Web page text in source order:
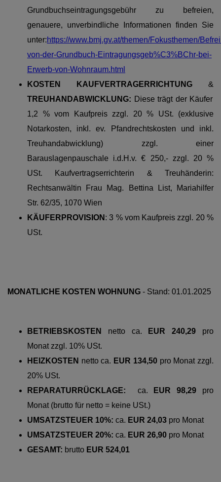
Grundbuchseintragungsgebühr zu befreien,
genauere, unverbindliche Informationen finden Sie
unter:https://www.bmj.gv.at/themen/Fokusthemen/
von-der-Grundbuch-Eintragungsgeb%C3%BChr-bei-
Erwerb-von-Wohnraum.html
KOSTEN KAUFVERTRAGERRICHTUNG &
TREUHANDABWICKLUNG: Diese trägt der Käufer
1,2 % vom Kaufpreis zzgl. 20 % USt. (exklusive
Notarkosten, inkl. ev. Pfandrechtskosten und inkl.
Treuhandabwicklung) zzgl. einer
Barauslagenpauschale i.d.H.v. € 250,- zzgl. 20 %
USt. Kaufvertragserrichterin & Treuhänderin:
Rechtsanwältin Frau Mag. Bettina List, Mariahilfer
Str. 62/35, 1070 Wien
KÄUFERPROVISION : 3 % vom Kaufpreis zzgl. 20 %
USt.
MONATLICHE KOSTEN WOHNUNG - Stand: 01.01.2025
BETRIEBSKOSTEN netto ca. EUR 240,29 pro
Monat zzgl. 10% USt.
HEIZKOSTEN nettoca. EUR 134,50 pro Monat zzgl.
20% USt.
REPARATURRÜCKLAGE: ca. EUR 98,29 pro
Monat (brutto für netto = keine USt.)
UMSATZSTEUER 10%: ca. EUR 24,03 pro Monat
UMSATZSTEUER 20%: ca. EUR 26,90 pro Monat
GESAMT: brutto EUR 524,01